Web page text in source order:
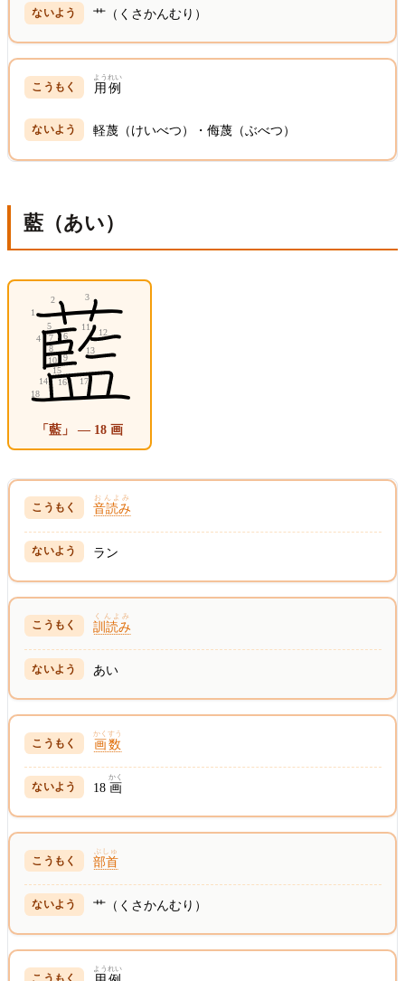
艹（くさかんむり）
用例
ようれい
軽蔑（けいべつ）・侮蔑（ぶべつ）
藍（あい）
「藍」 — 18 画
音読み
おんよみ
ラン
訓読み
くんよみ
あい
画数
かくすう
18 画
かく
部首
ぶしゅ
艹（くさかんむり）
ようれい